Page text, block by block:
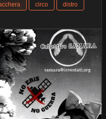
circo
distro